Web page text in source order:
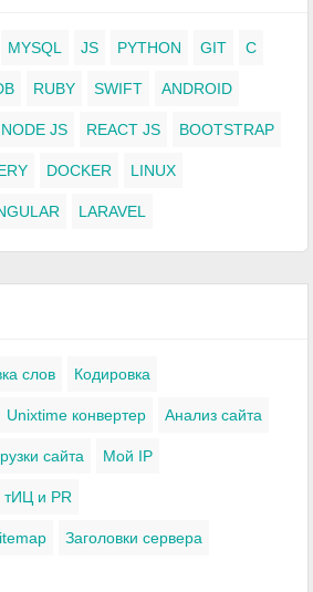
MYSQL JS PYTHON GIT C
RUBY SWIFT ANDROID
NODE JS REACT JS BOOTSTRAP
DOCKER LINUX
LARAVEL
слов Кодировка
Unixtime конвертер Анализ сайта
сайта Мой IP
тИЦ и PR
Заголовки сервера